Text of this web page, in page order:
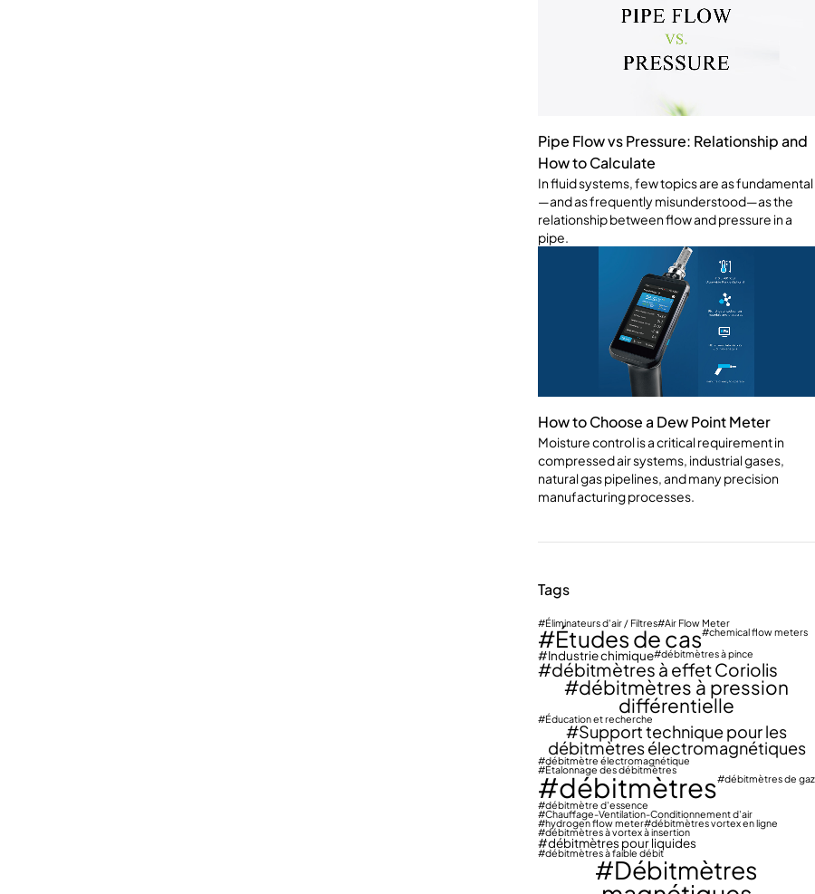
Pipe Flow vs Pressure: Relationship and
How to Calculate
In fluid systems, few topics are as fundamental
—and as frequently misunderstood—as the
relationship between flow and pressure in a
pipe.
How to Choose a Dew Point Meter
Moisture control is a critical requirement in
compressed air systems, industrial gases,
natural gas pipelines, and many precision
manufacturing processes.
Tags
Éliminateurs d'air / Filtres Air Flow Meter
Études de cas chemical flow meters
Industrie chimique débitmètres à pince
débitmètres à effet Coriolis
débitmètres à pression
différentielle
Éducation et recherche
Support technique pour les
débitmètres électromagnétiques
débitmètre électromagnétique
Étalonnage des débitmètres
débitmètres débitmètres de gaz
débitmètre d'essence
Chauffage-Ventilation-Conditionnement d'air
hydrogen flow meter débitmètres vortex en ligne
débitmètres à vortex à insertion
débitmètres pour liquides
débitmètres à faible débit
Débitmètres